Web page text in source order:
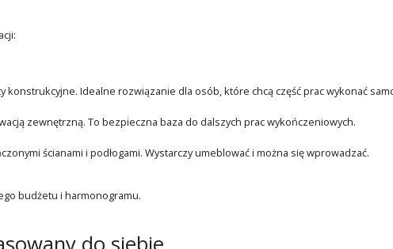
Idealne rozwiązanie dla osób, które chcą część prac wykonać
zewnętrzną. To bezpieczna baza do dalszych prac wykończeniowych.
ścianami i podłogami. Wystarczy umeblować i można się wprowadzać.
budżetu i harmonogramu.